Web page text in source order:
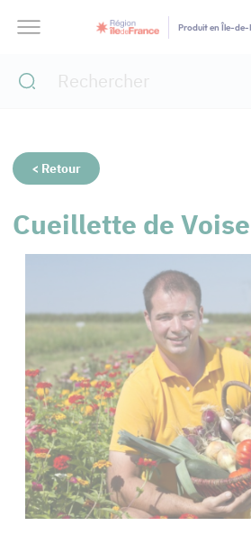
Produit en Île-
< Retour
Cueillette de